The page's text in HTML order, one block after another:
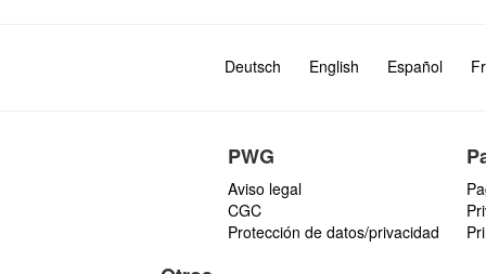
Deutsch English Español
PWG
Aviso legal
CGC
Protección de datos/privacidad